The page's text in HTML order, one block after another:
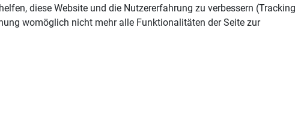
diese Website und die Nutzererfahrung zu verbessern (Tracking
womöglich nicht mehr alle Funktionalitäten der Seite zur